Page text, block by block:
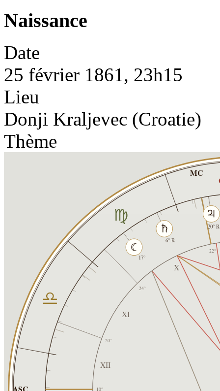
Naissance
Date
25 février 1861, 23h15
Lieu
Donji Kraljevec (Croatie)
Thème